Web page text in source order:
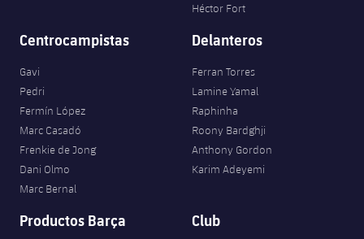
Fotos
Palmarés
plusicon
más
Masculino
Femenino
Agenda
Baloncesto en silla de ruedas
Actualidad
Jugadores
Calendario
Hockey sobre hielo
plusicon
más
Hockey hierba
plusicon
más
plusicon
más
Héctor Fort
Centrocampistas
Gavi
Pedri
Fermín López
Marc Casadó
Frenkie de Jong
Dani Olmo
Marc Bernal
Delanteros
Ferran Torres
Lamine Yamal
Raphinha
Roony Bardghji
Anthony Gordon
Karim Adeyemi
Productos Barça Club